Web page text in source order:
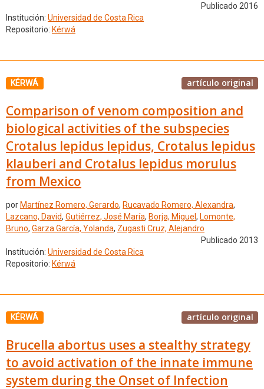
Publicado 2016
Institución: Universidad de Costa Rica
Repositorio: Kérwá
KÉRWÁ artículo original
Comparison of venom composition and
biological activities of the subspecies
Crotalus lepidus lepidus, Crotalus lepidus
klauberi and Crotalus lepidus morulus
from Mexico
por Martínez Romero, Gerardo, Rucavado Romero, Alexandra,
Lazcano, David, Gutiérrez, José María, Borja, Miguel , Lomonte,
Bruno, Garza García, Yolanda, Zugasti Cruz, Alejandro
Publicado 2013
Institución: Universidad de Costa Rica
Repositorio: Kérwá
KÉRWÁ artículo original
Brucella abortus uses a stealthy strategy
to avoid activation of the innate immune
system during the Onset of Infection